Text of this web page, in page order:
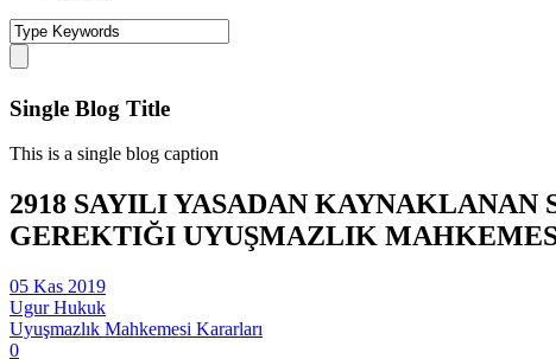
Single Blog Title
This is a single blog caption
2918 SAYILI YASADAN
GEREKTIĞI UYUŞMAZLIK
05 Kas 2019
Ugur Hukuk
Uyuşmazlık Mahkemesi Kararları
0